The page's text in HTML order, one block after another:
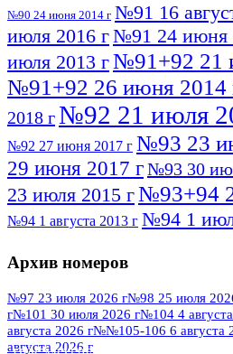
№90 24 июня 2014 г №91 16
июля 2016 г№91 24 июня
июля 2013 г№91+92 21
№91+92 26 июня 2014
2018 г№92 21 июля
№92 27 июня 2017 г №93 23
29 июня 2017 г№93 30
23 июля 2015 г№93+94
№94 1 августа 2013 г №94 1
№95 7 августа 2012 г
№95 28 июля 2016 г
2013 г№96 6 июля 2017 г
2012 г №96 28 июля 2015 г
Архив номеров
№97 23 июля 2026 г№98 25 июля
г№101 30 июля 2026 г№104 4
августа 2026 г№№105-106 6 августа
августа 2026 г